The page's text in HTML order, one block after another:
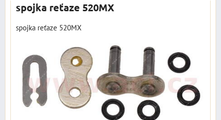
spojka reťaze 520MX
spojka reťaze 520MX